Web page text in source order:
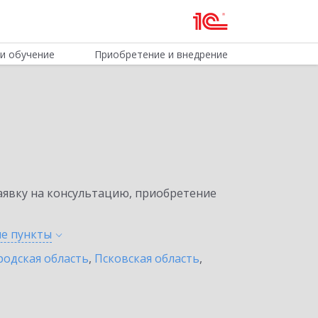
обучение Приобретение и внедрение
на консультацию, приобретение
пункты
область, Псковская область,